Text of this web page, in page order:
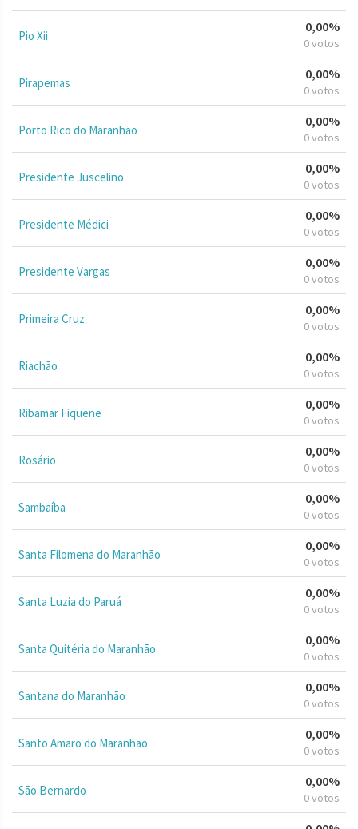
Pio Xii
0,00%
0 votos
Pirapemas
0,00%
0 votos
Porto Rico do Maranhão
0,00%
0 votos
Presidente Juscelino
0,00%
0 votos
Presidente Médici
0,00%
0 votos
Presidente Vargas
0,00%
0 votos
Primeira Cruz
0,00%
0 votos
Riachão
0,00%
0 votos
Ribamar Fiquene
0,00%
0 votos
Rosário
0,00%
0 votos
Sambaíba
0,00%
0 votos
Santa Filomena do Maranhão
0,00%
0 votos
Santa Luzia do Paruá
0,00%
0 votos
Santa Quitéria do Maranhão
0,00%
0 votos
Santana do Maranhão
0,00%
0 votos
Santo Amaro do Maranhão
0,00%
0 votos
São Bernardo
0,00%
0 votos